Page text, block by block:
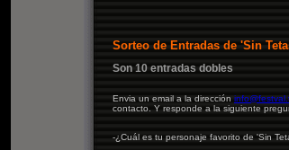
Sorteo de Entradas de 'Sin
Son 10 entradas dobles
Envia un email a la dirección
contacto. Y responde a la siguiente
-¿Cuál es tu personaje favorito de 'Sin